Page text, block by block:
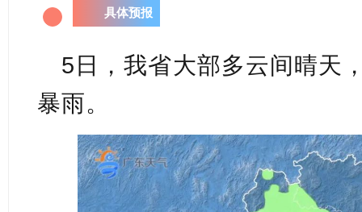
具体预报
5日，我省大部多云间晴天
暴雨。